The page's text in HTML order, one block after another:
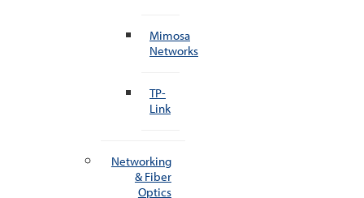
Mimosa
Networks
TP-
Link
Networking
& Fiber
Optics